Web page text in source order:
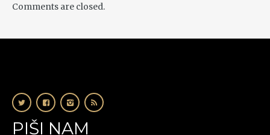
Comments are closed.
PIŠI NAM